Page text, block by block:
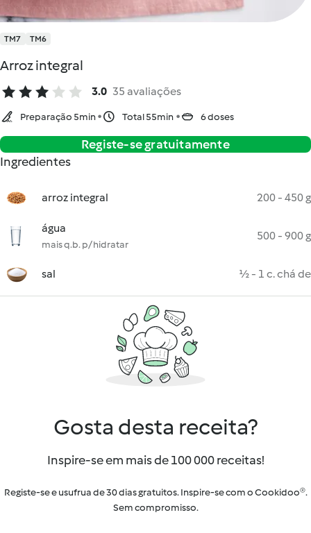
TM7 TM6
Arroz integral
3.0 35 avaliações
Preparação 5min Total 55min 6 doses
Registe-se gratuitamente
Ingredientes
arroz integral 200 - 450 g
água
mais q.b. p/ hidratar
500 - 900 g
sal ½ - 1 c. chá de
Gosta desta receita?
Inspire-se em mais de 100 000 receitas!
Registe-se e usufrua de 30 dias gratuitos. Inspire-se com o Cookidoo®.
Sem compromisso.